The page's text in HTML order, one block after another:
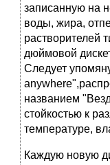
записанную на
воды, жира,
растворителей
дюймовой
Следует
названием
стойкостью к
температуре,
Каждую новую